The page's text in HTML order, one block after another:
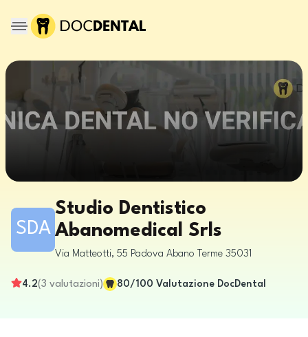
SDA
Studio Dentistico
Abanomedical Srls
Via Matteotti, 55 Padova Abano Terme 35031
4.2(3 valutazioni) 80/100 Valutazione DocDental